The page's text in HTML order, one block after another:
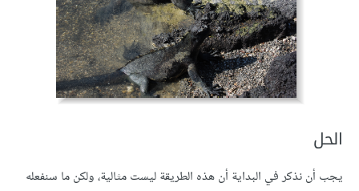
الحل
يجب أن نذكر في البداية أن هذه الطريقة ليست مثالية، ولكن ما سنفعله